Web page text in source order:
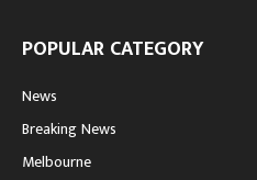
POPULAR CATEGORY
News
Breaking News
Melbourne